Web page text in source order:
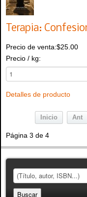
Terapia:
Precio de venta:$25.00
Precio / kg:
Detalles de producto
Inicio Ant
Página 3 de 4